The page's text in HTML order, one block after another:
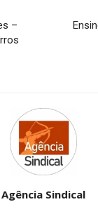
–
Agência Sindical